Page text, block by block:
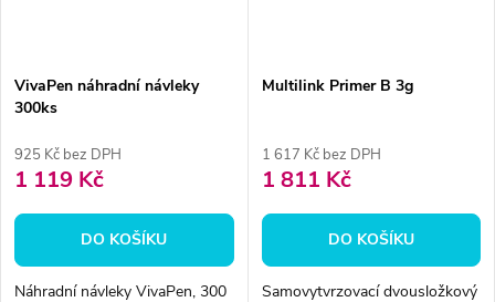
VivaPen náhradní návleky
300ks
925 Kč bez DPH
1 119 Kč
DO KOŠÍKU
Náhradní návleky VivaPen, 300
Multilink Primer B 3g
1 617 Kč bez DPH
1 811 Kč
DO KOŠÍKU
Samovytvrzovací dvousložkový